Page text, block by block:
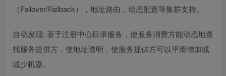
（Failover/Failback），地址路由，动态配置等集群支持。
自动发现: 基于注册中心目录服务，使服务消费方能动态地查
找服务提供方，使地址透明，使服务提供方可以平滑增加或
减少机器。